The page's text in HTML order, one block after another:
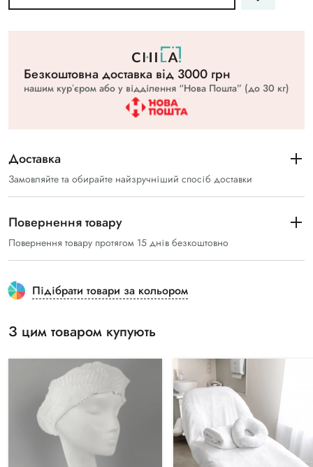
Безкоштовна доставка вiд 3000 грн
нашим курʼєром або у відділення “Нова Пошта” (до 30 кг)
Доставка
Замовляйте та обирайте найзручніший спосіб доставки
Повернення товару
Повернення товару протягом 15 днів безкоштовно
Підібрати товари за кольором
З цим товаром купують